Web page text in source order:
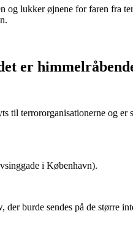
og lukker øjnene for faren fra
er
til terrororganisationerne og er
i København).
burde sendes på de større